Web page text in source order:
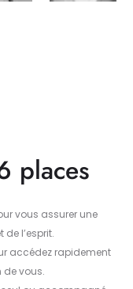
places
vous assurer une
l’esprit.
accédez rapidement
de vous.